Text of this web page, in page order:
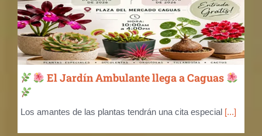
El Jardín Ambulante llega a Caguas
Los amantes de las plantas tendrán una cita especial [...]